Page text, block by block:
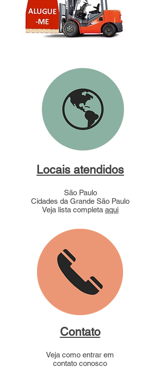
Locais atendidos
São Paulo
Cidades da Grande São Paulo
Veja lista completa aqui
Contato
Veja como entrar em
contato conosco